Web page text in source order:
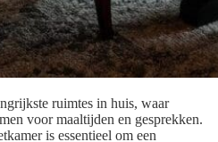
ruimtes in huis, waar
voor maaltijden en gesprekken.
is essentieel om een